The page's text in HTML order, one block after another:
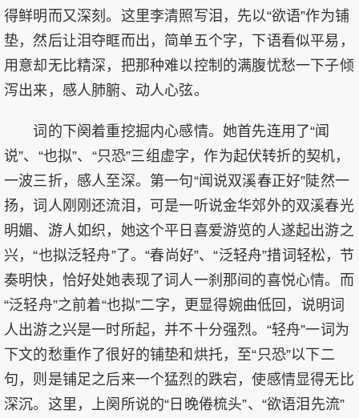
得鲜明而又深刻。这里李清照写泪，先以“欲语”作为铺
垫，然后让泪夺眶而出，简单五个字，下语看似平易，
用意却无比精深，把那种难以控制的满腹忧愁一下子倾
泻出来，感人肺腑、动人心弦。
词的下阕着重挖掘内心感情。她首先连用了“闻
说”、“也拟”、“只恐”三组虚字，作为起伏转折的契机，
一波三折，感人至深。第一句“闻说双溪春正好”陡然一
扬，词人刚刚还流泪，可是一听说金华郊外的双溪春光
明媚、游人如织，她这个平日喜爱游览的人遂起出游之
兴，“也拟泛轻舟”了。“春尚好”、“泛轻舟”措词轻松，节
奏明快，恰好处她表现了词人一刹那间的喜悦心情。而
“泛轻舟”之前着“也拟”二字，更显得婉曲低回，说明词
人出游之兴是一时所起，并不十分强烈。“轻舟”一词为
下文的愁重作了很好的铺垫和烘托，至“只恐”以下二
句，则是铺足之后来一个猛烈的跌宕，使感情显得无比
深沉。这里，上阕所说的“日晚倦梳头”、“欲语泪先流”